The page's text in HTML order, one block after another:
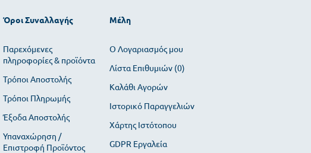
Όροι Συναλλαγής
Παρεχόμενες
πληροφορίες & προϊόντα
Τρόποι Αποστολής
Τρόποι Πληρωμής
Έξοδα Αποστολής
Υπαναχώρηση /
Επιστροφή Προϊόντος
Μέλη
O Λογαριασμός μου
Λίστα Επιθυμιών (0)
Καλάθι Αγορών
Ιστορικό Παραγγελιών
Χάρτης Ιστότοπου
GDPR Εργαλεία